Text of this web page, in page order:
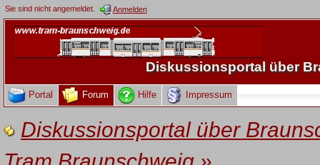
Sie sind nicht angemeldet. Anmelden
Diskussionsportal über
Portal Forum Hilfe Impressum
Diskussionsportal über